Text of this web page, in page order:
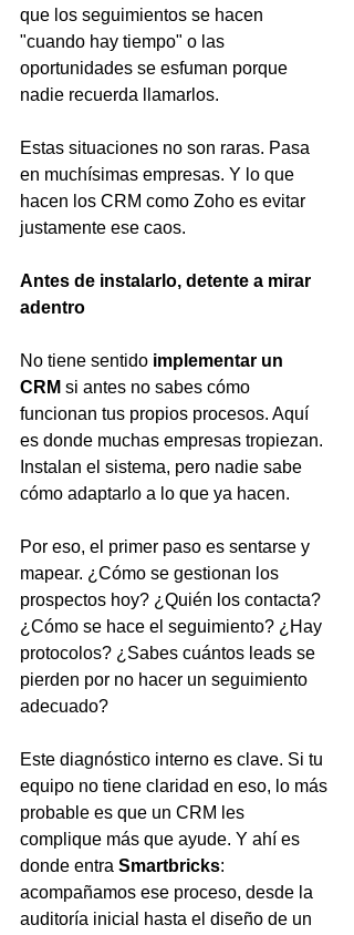
que los seguimientos se hacen
"cuando hay tiempo" o las
oportunidades se esfuman porque
nadie recuerda llamarlos.
Estas situaciones no son raras. Pasa
en muchísimas empresas. Y lo que
hacen los CRM como Zoho es evitar
justamente ese caos.
Antes de instalarlo, detente a mirar
adentro
No tiene sentido implementar un
CRM si antes no sabes cómo
funcionan tus propios procesos. Aquí
es donde muchas empresas tropiezan.
Instalan el sistema, pero nadie sabe
cómo adaptarlo a lo que ya hacen.
Por eso, el primer paso es sentarse y
mapear. ¿Cómo se gestionan los
prospectos hoy? ¿Quién los contacta?
¿Cómo se hace el seguimiento? ¿Hay
protocolos? ¿Sabes cuántos leads se
pierden por no hacer un seguimiento
adecuado?
Este diagnóstico interno es clave. Si tu
equipo no tiene claridad en eso, lo más
probable es que un CRM les
complique más que ayude. Y ahí es
donde entra Smartbricks:
acompañamos ese proceso, desde la
auditoría inicial hasta el diseño de un